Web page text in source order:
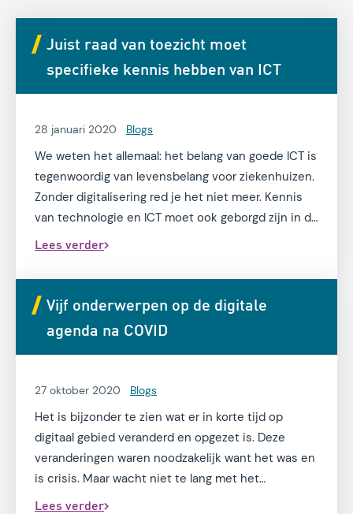
Juist raad van toezicht moet
specifieke kennis hebben van ICT
28 januari 2020 Blogs
We weten het allemaal: het belang van goede ICT is
tegenwoordig van levensbelang voor ziekenhuizen.
Zonder digitalisering red je het niet meer. Kennis
van technologie en ICT moet ook geborgd zijn in de
raad van toezicht.
Lees verder
Vijf onderwerpen op de digitale
agenda na COVID
27 oktober 2020 Blogs
Het is bijzonder te zien wat er in korte tijd op
digitaal gebied veranderd en opgezet is. Deze
veranderingen waren noodzakelijk want het was en
is crisis. Maar wacht niet te lang met het
voorbereiden van je organisatie op het einde van
Lees verder